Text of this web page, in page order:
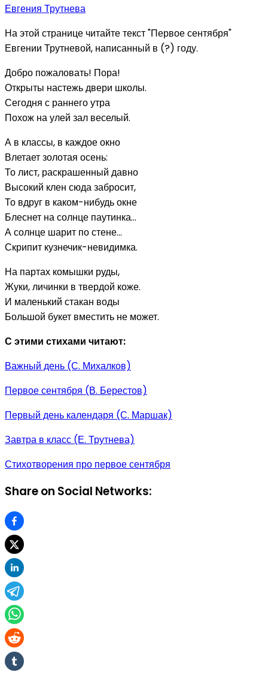
Евгения Трутнева
На этой странице читайте текст "Первое сентября"
Евгении Трутневой, написанный в (?) году.
Добро пожаловать! Пора!
Открыты настежь двери школы.
Сегодня с раннего утра
Похож на улей зал веселый.
А в классы, в каждое окно
Влетает золотая осень:
То лист, раскрашенный давно
Высокий клен сюда забросит,
То вдруг в каком-нибудь окне
Блеснет на солнце паутинка…
А солнце шарит по стене…
Скрипит кузнечик-невидимка.
На партах комышки руды,
Жуки, личинки в твердой коже.
И маленький стакан воды
Большой букет вместить не может.
С этими стихами читают:
Важный день (С. Михалков)
Первое сентября (В. Берестов)
Первый день календаря (С. Маршак)
Завтра в класс (Е. Трутнева)
Стихотворения про первое сентября
Share on Social Networks: